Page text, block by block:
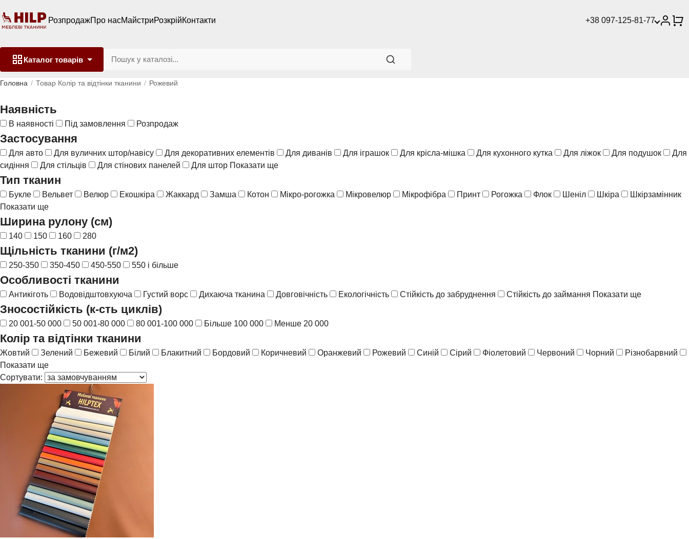
РозпродажПро насМайстриРозкрійКонтакти +38 097-125-81-77
Каталог товарів
Головна Товар Колір та відтінки тканини Рожевий
Наявність
В наявності Під замовлення Розпродаж
Застосування
Для авто Для вуличних штор/навісу Для декоративних елементів Для диванів Для іграшок Для крісла-мішка Для кухонного кутка Для ліжок Для подушок
Для
сидіння
Для стільців Для стінових панелей Для штор Показати ще
Тип тканин
Букле Вельвет Велюр Екошкіра Жаккард Замша Котон Мікро-рогожка Мікровелюр Мікрофібра Принт Рогожка Флок Шеніл Шкіра
Шкірзамінник
Показати ще
Ширина рулону (см)
140 150 160 280
Щільність тканини (г/м2)
250-350 350-450 450-550 550 і більше
Особливості тканини
Антикіготь Водовідштовхуюча Густий ворс Дихаюча тканина Довговічність Екологічність Стійкість до забруднення Стійкість до займання Показати ще
Зносостійкість (к-сть циклів)
20 001-50 000 50 001-80 000 80 001-100 000 Більше 100 000 Менше 20 000
Колір та відтінки тканини
Жовтий Зелений Бежевий Білий Блакитний Бордовий Коричневий Оранжевий Рожевий Синій Сірий Фіолетовий Червоний Чорний
Різнобарвний
Показати ще
Сортувати: